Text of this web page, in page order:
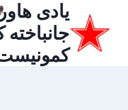
محتوا
یادی